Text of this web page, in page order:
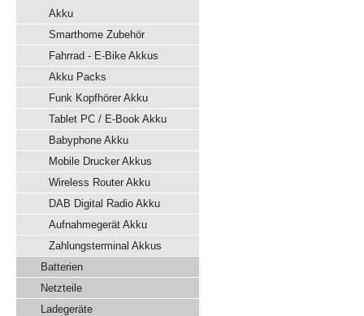
Akku
Smarthome Zubehör
Fahrrad - E-Bike Akkus
Akku Packs
Funk Kopfhörer Akku
Tablet PC / E-Book Akku
Babyphone Akku
Mobile Drucker Akkus
Wireless Router Akku
DAB Digital Radio Akku
Aufnahmegerät Akku
Zahlungsterminal Akkus
Batterien
Netzteile
Ladegeräte